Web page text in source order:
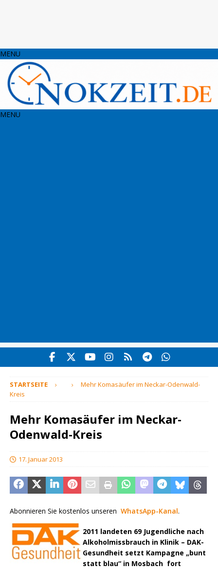
MENU
MENU
STARTSEITE
Mehr Komasäufer im Neckar-Odenwald-
Kreis
Mehr Komasäufer im Neckar-
Odenwald-Kreis
17. Januar 2013
Abonnieren Sie kostenlos unseren WhatsApp-Kanal.
2011 landeten 69 Jugendliche nach
Alkoholmissbrauch in Klinik – DAK-
Gesundheit setzt Kampagne „bunt
statt blau“ in Mosbach fort